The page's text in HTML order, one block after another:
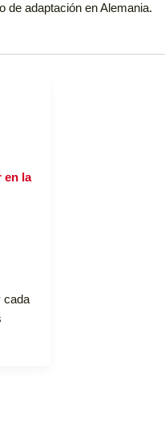
de adaptación en Alemania.
en la
cada